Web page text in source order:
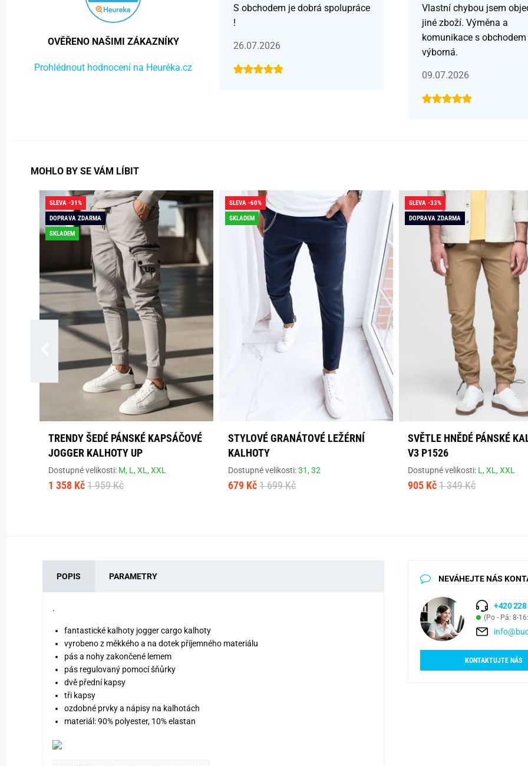
OVĚŘENO NAŠIMI ZÁKAZNÍKY
Prohlédnout hodnocení na Heuréka.cz
S obchodem je dobrá spolupráce
!
26.07.2026
Vlastní chybou jsem
jiné zboží. Výměna a
komunikace s obchodem
výborná.
09.07.2026
MOHLO BY SE VÁM LÍBIT
SLEVA -31%
DOPRAVA ZDARMA
SKLADEM
TRENDY ŠEDÉ PÁNSKÉ KAPSÁČOVÉ
JOGGER KALHOTY UP
Dostupné velikosti: M, L,XL,XXL
1 358 Kč 1 959 Kč
SLEVA -60%
SKLADEM
STYLOVÉ GRANÁTOVÉ LEŽÉRNÍ
KALHOTY
Dostupné velikosti:31,32
679 Kč 1 699 Kč
SLEVA -33%
DOPRAVA ZDARMA
SVĚTLE HNĚDÉ PÁNSKÉ
V3 P1526
Dostupné velikosti: L,XL,XXL
905 Kč 1 349 Kč
POPIS PARAMETRY
.
fantastické kalhoty jogger cargo kalhoty
vyrobeno z měkkého a na dotek příjemného materiálu
pás a nohy zakončené lemem
pás regulovaný pomocí šňůrky
dvě přední kapsy
tři kapsy
ozdobné prvky a nápisy na kalhotách
materiál: 90% polyester, 10% elastan
NEVÁHEJTE NÁS
+420 228
(Po - Pá: 8-
KONTAKTUJTE NÁS